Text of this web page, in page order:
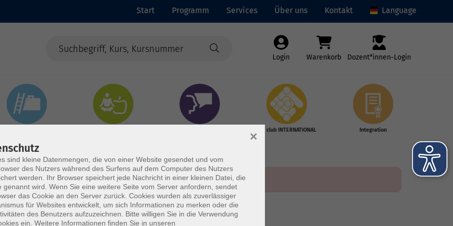
Start Programm Services Über uns Kontakt Language
Login Warenkorb Dozent*innen-Login
vhs club INTERNATIONAL Integration
sind kleine Datenmengen, die von einer Website gesendet und vom
des Nutzers während des Surfens auf dem Computer des Nutzers
werden. Ihr Browser speichert jede Nachricht in einer kleinen Datei, die
genannt wird. Wenn Sie eine weitere Seite vom Server anfordern, sendet
das Cookie an den Server zurück. Cookies wurden als zuverlässiger
für Websites entwickelt, um sich Informationen zu merken oder die
des Benutzers aufzuzeichnen. Bitte willigen Sie in die Verwendung
ein. Weitere Informationen finden Sie in unseren
×